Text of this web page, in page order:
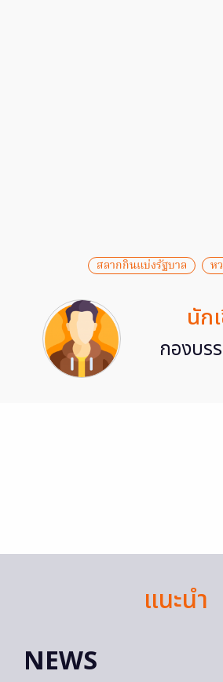
สลากกินแบ่งรัฐบาล ห
นัก
กองบร
แนะนำ
NEWS